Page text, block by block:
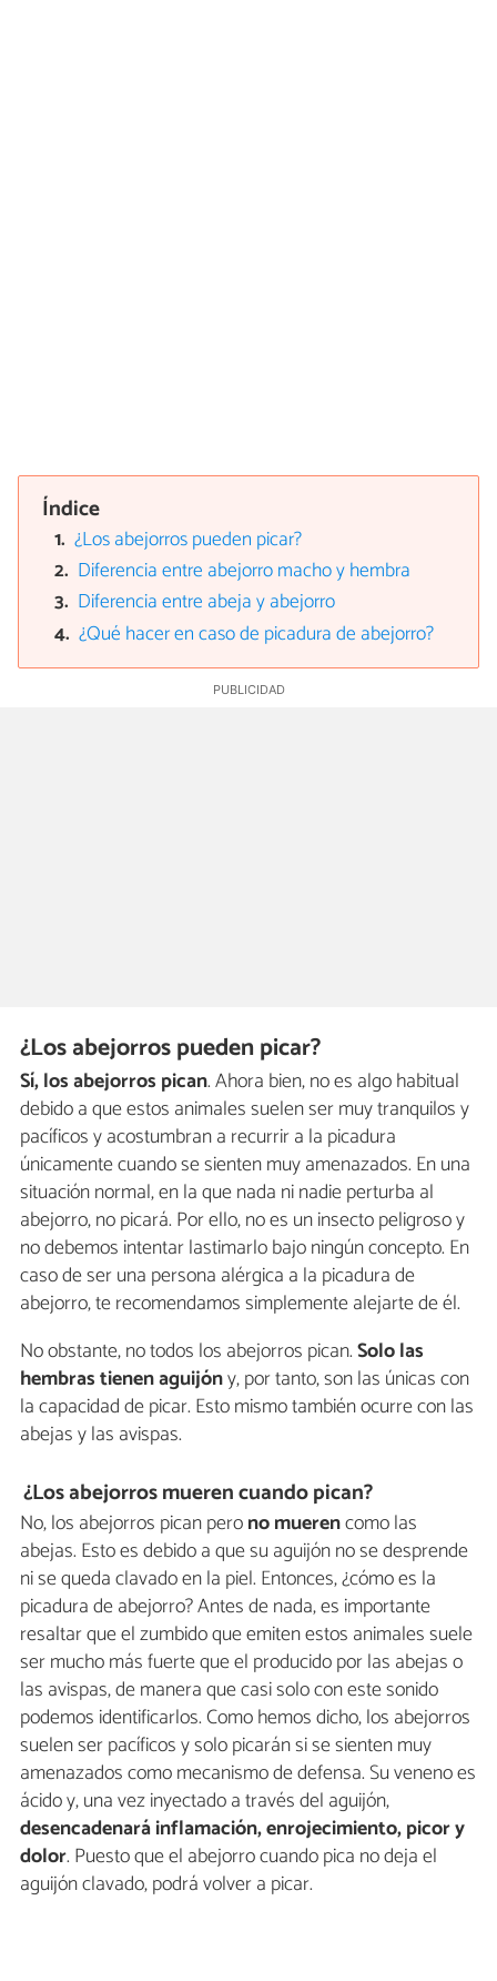
Índice
¿Los abejorros pueden picar?
Diferencia entre abejorro macho y hembra
Diferencia entre abeja y abejorro
¿Qué hacer en caso de picadura de abejorro?
¿Los abejorros pueden picar?
Sí, los abejorros pican. Ahora bien, no es algo habitual
debido a que estos animales suelen ser muy tranquilos y
pacíficos y acostumbran a recurrir a la picadura
únicamente cuando se sienten muy amenazados. En una
situación normal, en la que nada ni nadie perturba al
abejorro, no picará. Por ello, no es un insecto peligroso y
no debemos intentar lastimarlo bajo ningún concepto. En
caso de ser una persona alérgica a la picadura de
abejorro, te recomendamos simplemente alejarte de él.
No obstante, no todos los abejorros pican.Solo las
hembras tienen aguijóny, por tanto, son las únicas con
la capacidad de picar. Esto mismo también ocurre con las
abejas y las avispas.
¿Los abejorros mueren cuando pican?
No, los abejorros pican perono muerencomo las
abejas. Esto es debido a que su aguijón no se desprende
ni se queda clavado en la piel. Entonces, ¿cómo es la
picadura de abejorro? Antes de nada, es importante
resaltar que el zumbido que emiten estos animales suele
ser mucho más fuerte que el producido por las abejas o
las avispas, de manera que casi solo con este sonido
podemos identificarlos. Como hemos dicho, los abejorros
suelen ser pacíficos y solo picarán si se sienten muy
amenazados como mecanismo de defensa. Su veneno es
ácido y, una vez inyectado a través del aguijón,
desencadenará inflamación, enrojecimiento, picor y
dolor. Puesto que el abejorro cuando pica no deja el
aguijón clavado, podrá volver a picar.